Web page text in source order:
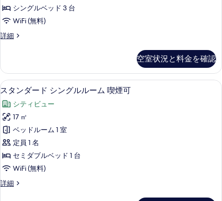
を
表
す
写
真
を
す
る
詳
細
ム
煙
ベ
ッ
ト
+エ
キ
ス
ト
ラ
ベ
ッ
シングルベッド 3 台
WiFi (無料)
詳細
ト
ル
ー
ム
煙
（2
ベ
ッ
ト
+エ
キ
ス
ト
ラ
空室状況と料金を確認
ス
タ
ン
ダ
ー
ド
シ
グ
高級寝具、デスク、遮光カーテン、
2
スタンダード シングルルーム 喫煙可
シティビュー
17 ㎡
ベッドルーム 1 室
定員 1 名
セミダブルベッド 1 台
WiFi (無料)
詳細
ス